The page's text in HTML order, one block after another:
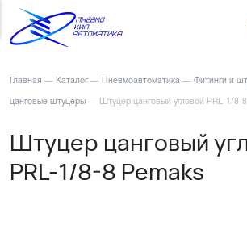
Главная — Каталог — Пневмоавтоматика — Фитинги и
цанговые штуцеры — Штуцер цанговый угловой PRL-1/8-
Штуцер цанговый
PRL-1/8-8 Pemaks